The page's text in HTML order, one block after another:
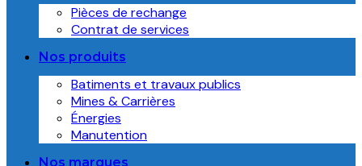
Pièces de rechange
Contrat de services
Nos produits
Batiments et travaux publics
Mines & Carrières
Énergies
Manutention
Nos marques